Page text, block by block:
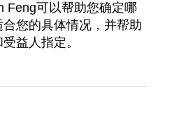
Feng可以帮助您确定哪
您的具体情况，并帮助
益人指定。